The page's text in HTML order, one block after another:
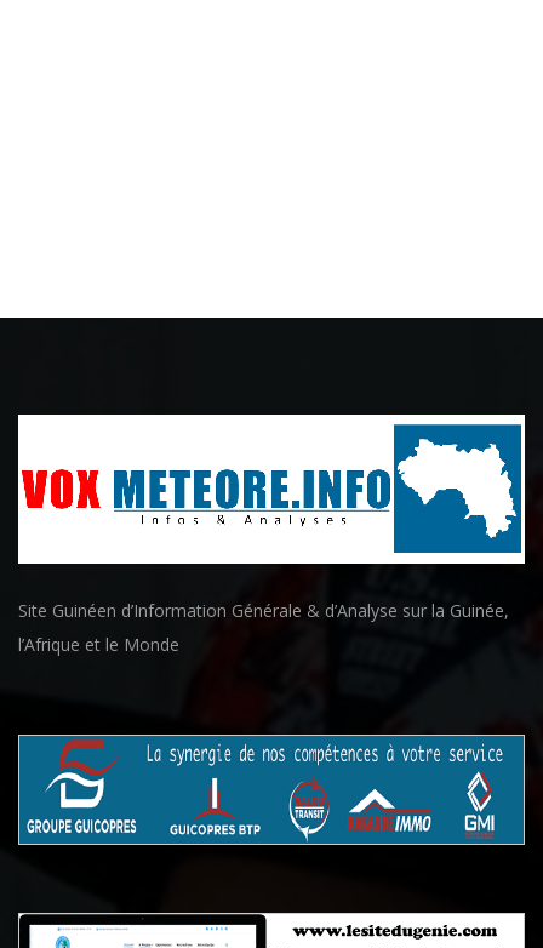
Site Guinéen d’Information Générale & d’Analyse sur la Guinée,
l’Afrique et le Monde